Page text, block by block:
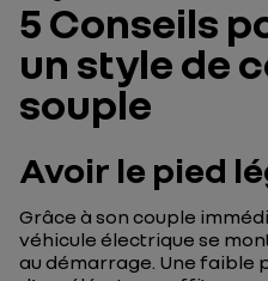
5 Conseils
un style de
souple
Avoir le pied
Grâce à son couple
véhicule électrique se
au démarrage. Une faible